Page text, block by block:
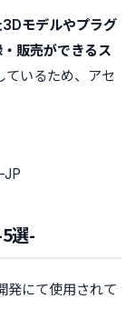
モデルやプラグ
販売ができるス
ているため、アセ
JP
選-
発にて使用されて